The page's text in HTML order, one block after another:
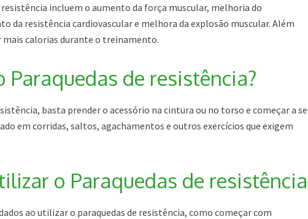
resistência incluem o aumento da força muscular, melhoria do
da resistência cardiovascular e melhora da explosão muscular. Além
mais calorias durante o treinamento.
Paraquedas de resistência?
basta prender o acessório na cintura ou no torso e começar a se
em corridas, saltos, agachamentos e outros exercícios que exigem
o Paraquedas de resistência
ao utilizar o paraquedas de resistência, como começar com